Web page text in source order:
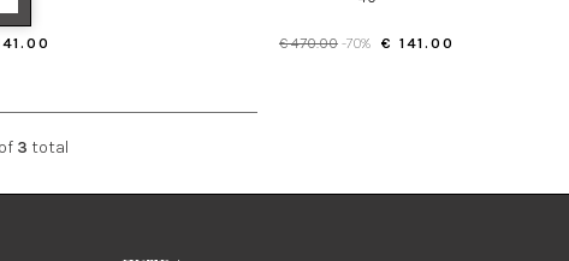
€ 470.00 -70% € 141.00
of 3 total